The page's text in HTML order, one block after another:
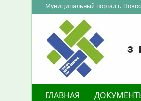
Муниципальный портал г.
ГЛАВНАЯ